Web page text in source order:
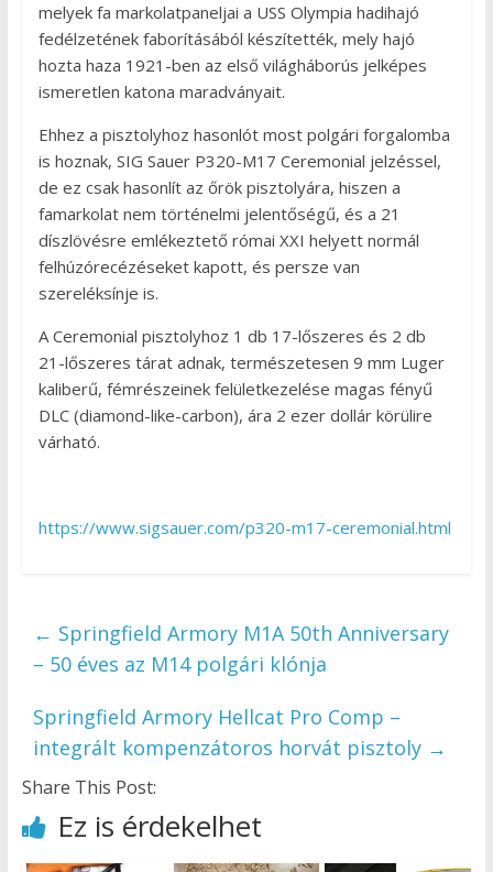
melyek fa markolatpaneljai a USS Olympia hadihajó
fedélzetének faborításából készítették, mely hajó
hozta haza 1921-ben az első világháborús jelképes
ismeretlen katona maradványait.
Ehhez a pisztolyhoz hasonlót most polgári forgalomba
is hoznak, SIG Sauer P320-M17 Ceremonial jelzéssel,
de ez csak hasonlít az őrök pisztolyára, hiszen a
famarkolat nem történelmi jelentőségű, és a 21
díszlövésre emlékeztető római XXI helyett normál
felhúzórecézéseket kapott, és persze van
szereléksínje is.
A Ceremonial pisztolyhoz 1 db 17-lőszeres és 2 db
21-lőszeres tárat adnak, természetesen 9 mm Luger
kaliberű, fémrészeinek felületkezelése magas fényű
DLC (diamond-like-carbon), ára 2 ezer dollár körülire
várható.
https://www.sigsauer.com/p320-m17-ceremonial.html
← Springfield Armory M1A 50th Anniversary
– 50 éves az M14 polgári klónja
Springfield Armory Hellcat Pro Comp –
integrált kompenzátoros horvát pisztoly →
Share This Post:
Ez is érdekelhet